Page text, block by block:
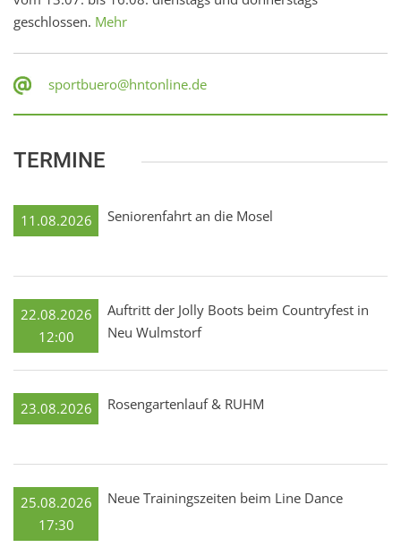
geschlossen. Mehr
sportbuero@hntonline.de
TERMINE
11.08.2026 Seniorenfahrt an die Mosel
22.08.2026
12:00
Auftritt der Jolly Boots beim Countryfest in
Neu Wulmstorf
23.08.2026 Rosengartenlauf & RUHM
25.08.2026
17:30
Neue Trainingszeiten beim Line Dance